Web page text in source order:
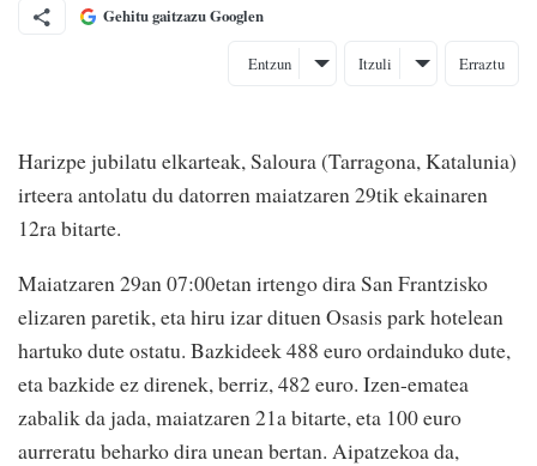
Gehitu gaitzazu Googlen
Entzun Itzuli Erraztu
Harizpe jubilatu elkarteak, Saloura (Tarragona, Katalunia)
irteera antolatu du datorren maiatzaren 29tik ekainaren
12ra bitarte.
Maiatzaren 29an 07:00etan irtengo dira San Frantzisko
elizaren paretik, eta hiru izar dituen Osasis park hotelean
hartuko dute ostatu. Bazkideek 488 euro ordainduko dute,
eta bazkide ez direnek, berriz, 482 euro. Izen-ematea
zabalik da jada, maiatzaren 21a bitarte, eta 100 euro
aurreratu beharko dira unean bertan. Aipatzekoa da,